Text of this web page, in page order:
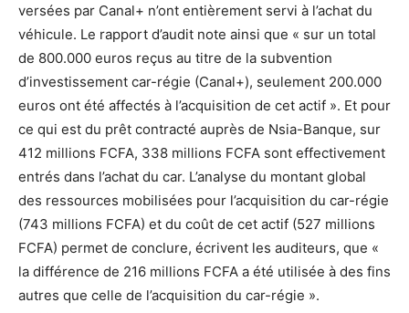
versées par Canal+ n’ont entièrement servi à l’achat du
véhicule. Le rapport d’audit note ainsi que « sur un total
de 800.000 euros reçus au titre de la subvention
d’investissement car-régie (Canal+), seulement 200.000
euros ont été affectés à l’acquisition de cet actif ». Et pour
ce qui est du prêt contracté auprès de Nsia-Banque, sur
412 millions FCFA, 338 millions FCFA sont effectivement
entrés dans l’achat du car. L’analyse du montant global
des ressources mobilisées pour l’acquisition du car-régie
(743 millions FCFA) et du coût de cet actif (527 millions
FCFA) permet de conclure, écrivent les auditeurs, que «
la différence de 216 millions FCFA a été utilisée à des fins
autres que celle de l’acquisition du car-régie ».